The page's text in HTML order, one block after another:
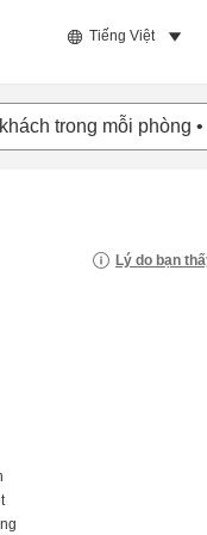
Tiếng Việt
khách trong mỗi phòng •
Lý do bạn